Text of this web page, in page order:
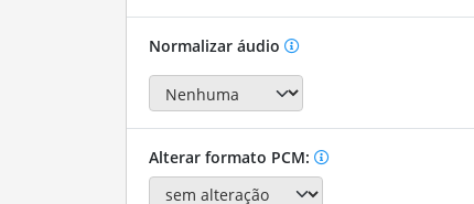
Normalizar áudio
Alterar formato PCM: